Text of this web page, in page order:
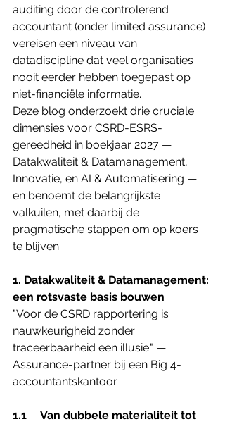
auditing door de controlerend
accountant (onder limited assurance)
vereisen een niveau van
datadiscipline dat veel organisaties
nooit eerder hebben toegepast op
niet-financiële informatie.
Deze blog onderzoekt drie cruciale
dimensies voor CSRD-ESRS-
gereedheid in boekjaar 2027 —
Datakwaliteit & Datamanagement,
Innovatie, en AI & Automatisering —
en benoemt de belangrijkste
valkuilen, met daarbij de
pragmatische stappen om op koers
te blijven.
1. Datakwaliteit & Datamanagement:
een rotsvaste basis bouwen
"Voor de CSRD rapportering is
nauwkeurigheid zonder
traceerbaarheid een illusie." —
Assurance-partner bij een Big 4-
accountantskantoor.
1.1     Van dubbele materialiteit tot